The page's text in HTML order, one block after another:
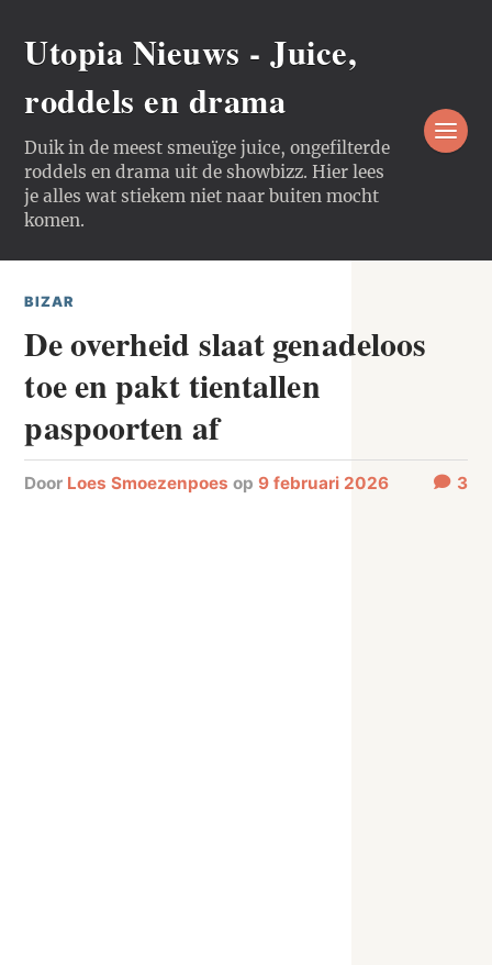
Utopia Nieuws - Juice,
roddels en drama
Duik in de meest smeuïge juice, ongefilterde
roddels en drama uit de showbizz. Hier lees
je alles wat stiekem niet naar buiten mocht
komen.
BIZAR
De overheid slaat genadeloos
toe en pakt tientallen
paspoorten af
door Loes Smoezenpoes op9 februari 2026 3